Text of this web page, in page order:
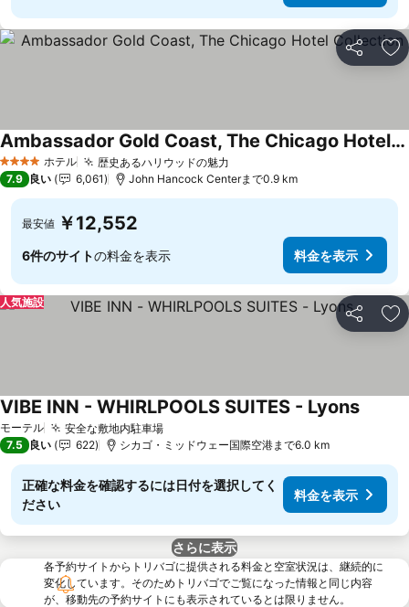
シェア お
4 ホテルのランク
ホテル 歴史あるハリウッドの魅力
Ambassador Gold Coast, The Chicago Hotel Collection
料金を表示
7.9 良い 6,061 John Hancock Centerまで0.9 km
最安値 ￥12,552
6件のサイトの料金を表示 料金を表示
シェア お
人気施設
モーテル 安全な敷地内駐車場料金を表示
VIBE INN - WHIRLPOOLS SUITES - Lyons料金を
7.5 良い 622 シカゴ・ミッドウェー国際空港まで6.0 km
正確な料金を確認するには日付を選択してく
ださい
料金を表示
さらに表示
各予約サイトからトリバゴに提供される料金と空室状況は、継続的に
変化しています。そのためトリバゴでご覧になった情報と同じ内容
が、移動先の予約サイトにも表示されているとは限りません。